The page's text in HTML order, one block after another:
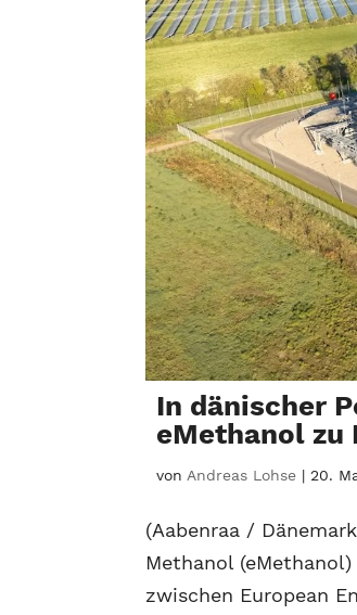
In dänischer
eMethanol zu
vonAndreas Lohse |20.
(Aabenraa /
Methanol
zwischen European